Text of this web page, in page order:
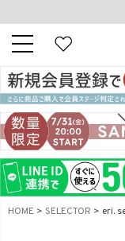
新規会員登
令和8年熊本地
キーワード
商品番号
HOME SELECTOR eri.